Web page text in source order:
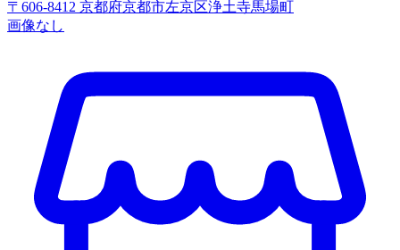
〒606-8412 京都府京都市左京区浄土寺馬場町
画像なし